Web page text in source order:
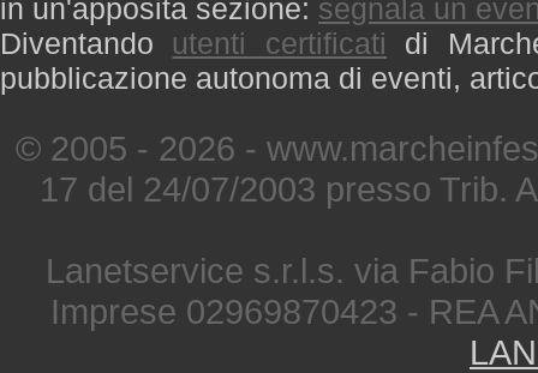
in un'apposita sezione: segnala un
Diventando utenti certificati di
pubblicazione autonoma di eventi,
© 2005 - 2026 -
17 del 24/07/2003 presso Trib.
Lanetservice s.r.l.s. via Fabio
Imprese 02969870423 - REA